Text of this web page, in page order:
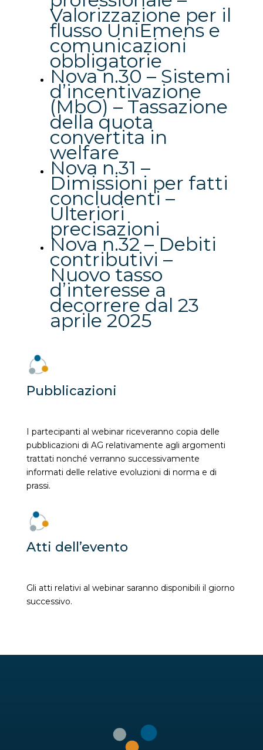
Valorizzazione per il
flusso UniEmens e
comunicazioni
obbligatorie
Nova n.30 – Sistemi
d’incentivazione
(MbO) – Tassazione
della quota
convertita in
welfare
Nova n.31 –
Dimissioni per fatti
concludenti –
Ulteriori
precisazioni
Nova n.32 – Debiti
contributivi –
Nuovo tasso
d’interesse a
decorrere dal 23
aprile 2025
Pubblicazioni
I partecipanti al webinar riceveranno copia delle
pubblicazioni di AG relativamente agli argomenti
trattati nonché verranno successivamente
informati delle relative evoluzioni di norma e di
prassi.
Atti dell’evento
Gli atti relativi al webinar saranno disponibili il giorno
successivo.